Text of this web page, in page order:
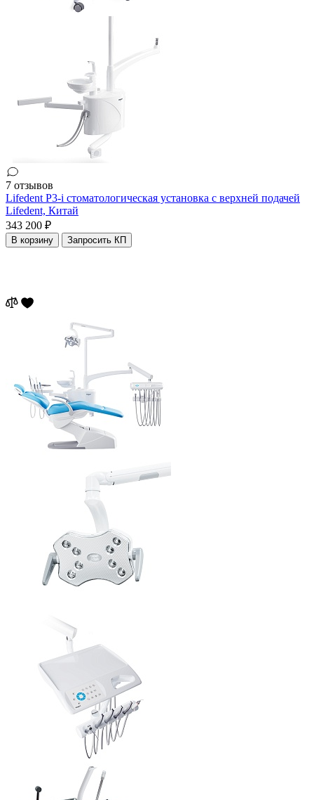
7 отзывов
Lifedent P3-i стоматологическая установка с верхней подачей
Lifedent, Китай
343 200 ₽
В корзину Запросить КП